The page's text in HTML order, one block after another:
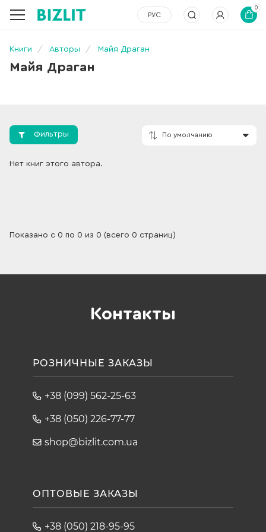
РУС
0
Книги Авторы Майя Драган
Майя Драган
Фильтры
Нет книг этого автора.
Показано с 0 по 0 из 0 (всего 0 страниц)
Контакты
РОЗНИЧНЫЕ ЗАКАЗЫ
+38 (099) 562-25-63
+38 (050) 226-77-77
shop@bizlit.com.ua
ОПТОВЫЕ ЗАКАЗЫ
+38 (050) 218-95-95